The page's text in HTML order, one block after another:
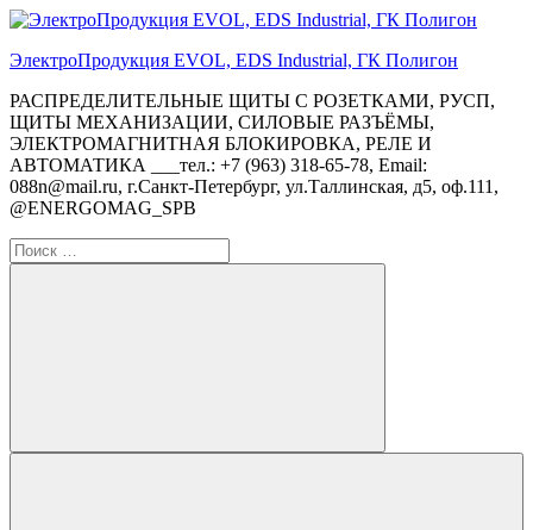
Перейти
содержимому
ЭлектроПродукция EVOL, EDS Industrial, ГК Полигон
РАСПРЕДЕЛИТЕЛЬНЫЕ ЩИТЫ С РОЗЕТКАМИ, РУСП,
ЩИТЫ МЕХАНИЗАЦИИ, СИЛОВЫЕ РАЗЪЁМЫ,
ЭЛЕКТРОМАГНИТНАЯ БЛОКИРОВКА, РЕЛЕ И
АВТОМАТИКА ___тел.: +7 (963) 318-65-78, Email:
088n@mail.ru, г.Санкт-Петербург, ул.Таллинская, д5, оф.111,
@ENERGOMAG_SPB
Поиск
для:
Поиск